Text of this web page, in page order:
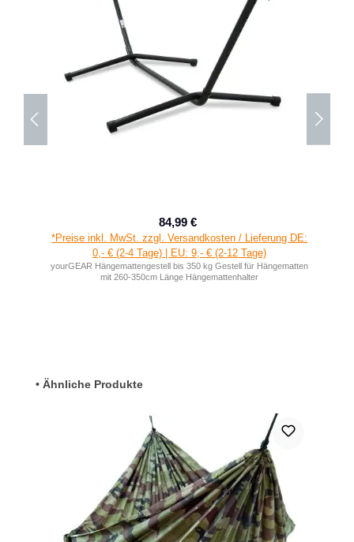
Verkaufspreis:
84,99 €
*Preise inkl. MwSt. zzgl. Versandkosten / Lieferung DE:
0,- € (2-4 Tage) | EU: 9,- € (2-12 Tage)
yourGEAR Hängemattengestell bis 350 kg Gestell für Hängematten
mit 260-350cm Länge Hängemattenhalter
Produktgalerie überspringen
• Ähnliche Produkte